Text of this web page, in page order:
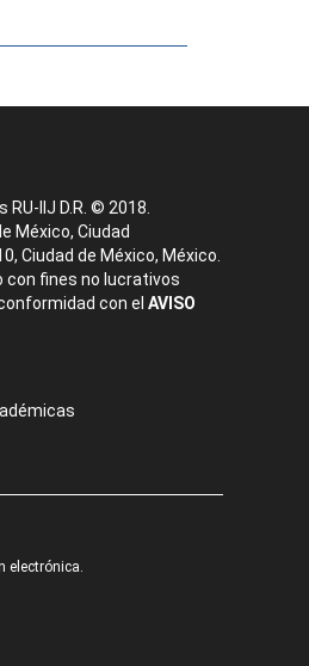
IIJ D.R. © 2018.
México, Ciudad
Ciudad de México, México.
con fines no lucrativos
con el AVISO
electrónica.